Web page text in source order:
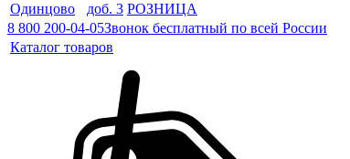
Одинцово
доб. 3 РОЗНИЦА
8 800 200-04-05Звонок бесплатный по всей России
Каталог товаров